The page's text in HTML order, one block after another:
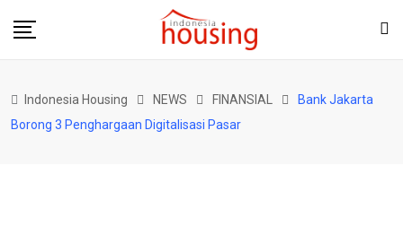
Indonesia Housing NEWS FINANSIAL
Bank Jakarta
Borong 3 Penghargaan Digitalisasi Pasar